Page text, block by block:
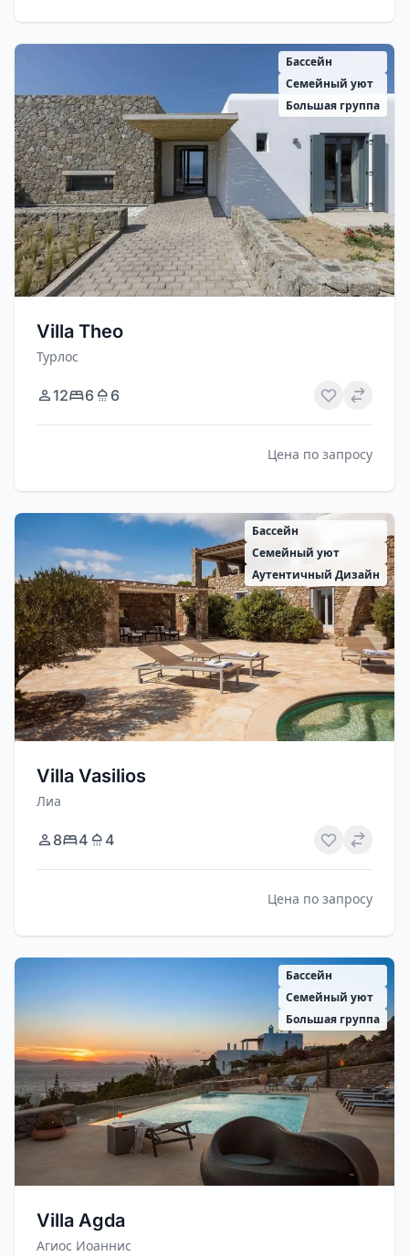
Бассейн
Семейный уют
Большая группа
Villa Theo
Турлос
12 6 6
Цена по запросу
Бассейн
Семейный уют
Аутентичный Дизайн
Villa Vasilios
Лиа
8 4 4
Цена по запросу
Бассейн
Семейный уют
Большая группа
Villa Agda
Агиос Иоаннис